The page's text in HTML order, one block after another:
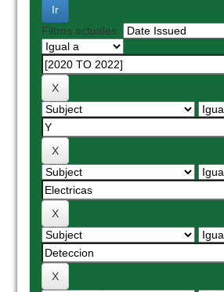
Filtros actuales: